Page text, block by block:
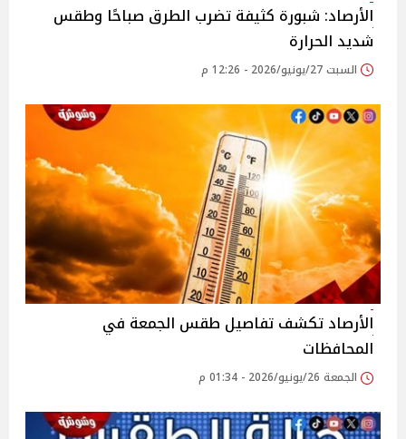
الأرصاد: شبورة كثيفة تضرب الطرق صباحًا وطقس
شديد الحرارة
السبت 27/يونيو/2026 - 12:26 م
الأرصاد تكشف تفاصيل طقس الجمعة في
المحافظات
الجمعة 26/يونيو/2026 - 01:34 م